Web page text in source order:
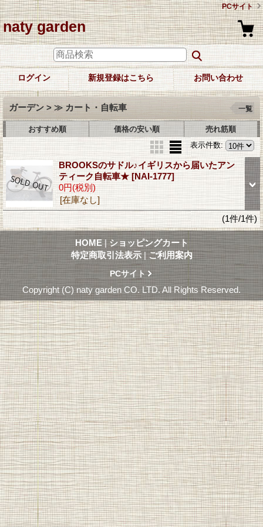
PCサイト
naty garden
ログイン 新規登録はこちら お問い合わせ
ガーデン > ≫ カート・自転車 一覧
おすすめ順 価格の安い順
売れ筋順
表示件数:
BROOKSのサドル♪イギリスから届いたアン
ティーク自転車★ [NAI-1777]
0円(税別)
[在庫なし]
(1件/1件)
HOME | ショッピングカート
特定商取引法表示 | ご利用案内
PCサイト
Copyright (C) naty garden CO. LTD. All Rights Reserved.